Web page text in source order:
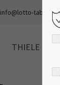
info@lotto-tabak-
THIELE